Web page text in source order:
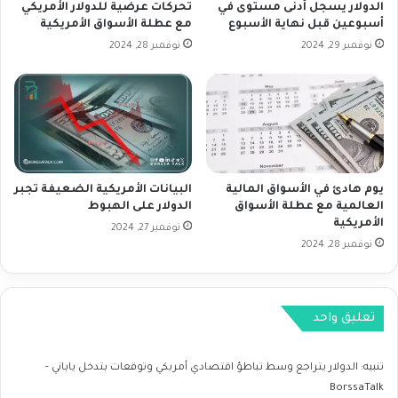
ا
ل
ت
ط
ؤ
و
ف
قً
ا
ل
ب
ي
ق
ت
ص
د
ي
أ
م
ر
ي
ك
ي
و
ت
ق
ع
الدولار يسجل أدنى مستوى في
أسبوعين قبل نهاية الأسبوع
نوفمبر 29, 2024
تحركات عرضية للدولار الأمريكي
مع عطلة الأسواق الأمريكية
نوفمبر 28, 2024
يوم هادئ في الأسواق المالية
العالمية مع عطلة الأسواق
الأمريكية
نوفمبر 28, 2024
البيانات الأمريكية الضعيفة تجبر
الدولار على الهبوط
نوفمبر 27, 2024
تعليق واحد
تنبيه: الدولار يتراجع وسط تباطؤ اقتصادي أمريكي وتوقعات بتدخل ياباني -
BorssaTalk